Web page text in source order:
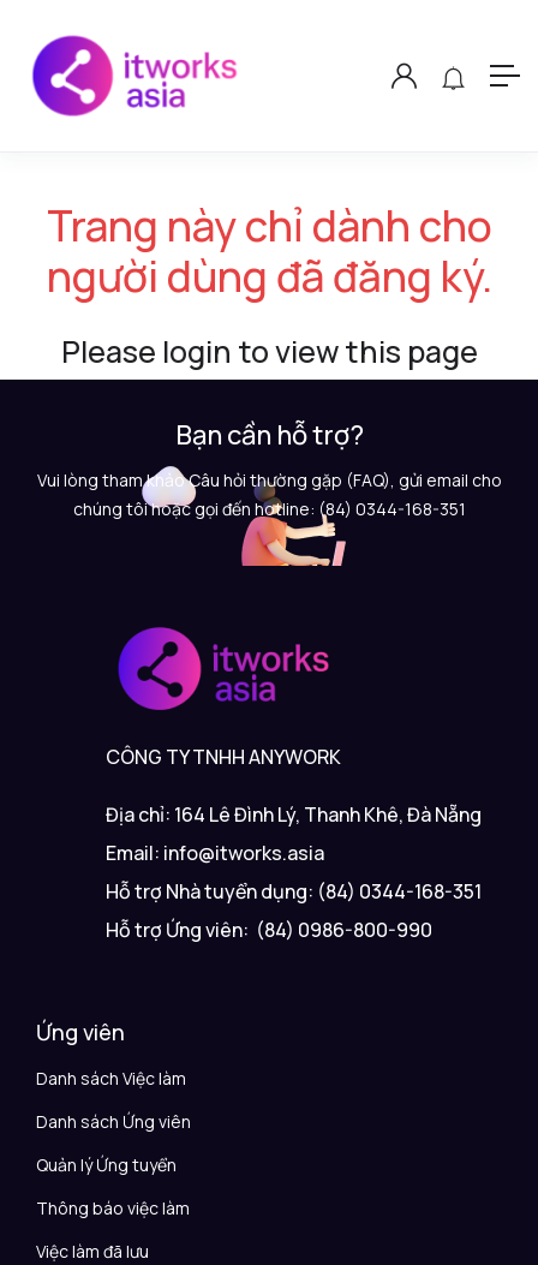
Trang này chỉ dành cho
người dùng đã đăng ký.
Please login to view this page
Bạn cần hỗ trợ?
Vui lòng tham khảo Câu hỏi thường gặp (FAQ), gửi email cho
chúng tôi hoặc gọi đến hotline: (84) 0344-168-351
CÔNG TY TNHH ANYWORK
Địa chỉ: 164 Lê Đình Lý, Thanh Khê, Đà Nẵng
Email: info@itworks.asia
Hỗ trợ Nhà tuyển dụng: (84) 0344-168-351
Hỗ trợ Ứng viên: (84) 0986-800-990
Ứng viên
Danh sách Việc làm
Danh sách Ứng viên
Quản lý Ứng tuyển
Thông báo việc làm
Việc làm đã lưu